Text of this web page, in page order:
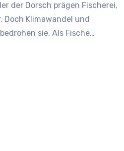
der Dorsch prägen Fischerei,
Doch Klimawandel und
sie. Als Fische…